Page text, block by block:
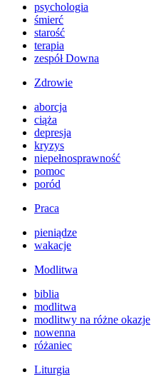
psychologia
śmierć
starość
terapia
zespół Downa
Zdrowie
aborcja
ciąża
depresja
kryzys
niepełnosprawność
pomoc
poród
Praca
pieniądze
wakacje
Modlitwa
biblia
modlitwa
modlitwy na różne okazje
nowenna
różaniec
Liturgia